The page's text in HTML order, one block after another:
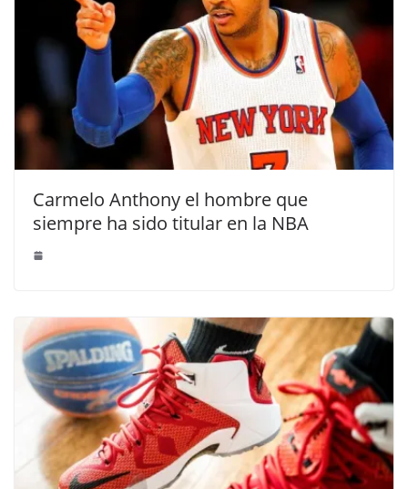
Carmelo Anthony el hombre que
siempre ha sido titular en la NBA